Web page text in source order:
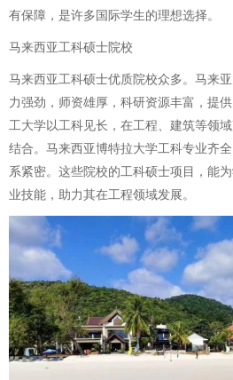
有保障，是许多国际学生的理想选择。
马来西亚工科硕士院校
马来西亚工科硕士优质院校众多。马来
力强劲，师资雄厚，科研资源丰富，提
工大学以工科见长，在工程、建筑等领
结合。马来西亚博特拉大学工科专业齐
系紧密。这些院校的工科硕士项目，能
业技能，助力其在工程领域发展。